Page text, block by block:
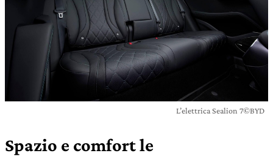
L’elettrica Sealion 7©BYD
Spazio e comfort le